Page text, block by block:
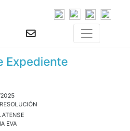
Expediente
EVA